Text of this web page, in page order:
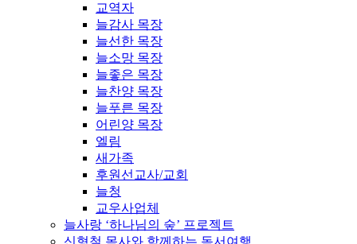
교역자
늘감사 목장
늘선한 목장
늘소망 목장
늘좋은 목장
늘찬양 목장
늘푸른 목장
어린양 목장
엘림
새가족
후원선교사/교회
늘청
교우사업체
늘사랑 ‘하나님의 숲’ 프로젝트
신형철 목사와 함께하는 독서여행